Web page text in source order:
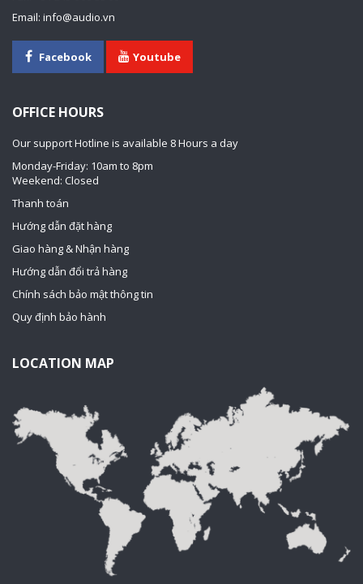
Email: info@audio.vn
Facebook Youtube
OFFICE HOURS
Our support Hotline is available 8 Hours a day
Monday-Friday: 10am to 8pm
Weekend: Closed
Thanh toán
Hướng dẫn đặt hàng
Giao hàng & Nhận hàng
Hướng dẫn đổi trả hàng
Chính sách bảo mật thông tin
Quy định bảo hành
LOCATION MAP